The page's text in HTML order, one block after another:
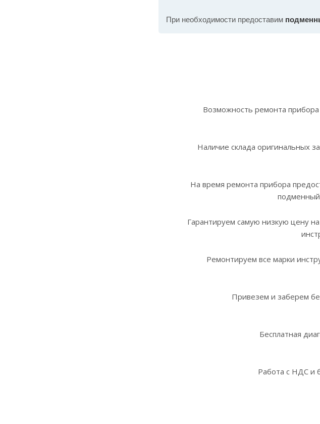
При необходимости предоставим
Возможность ремонта
Наличие склада оригинальных
На время ремонта прибора
Гарантируем самую низкую цену
Ремонтируем все марки
Привезем и заберем
Бесплатная
Работа с НДС и